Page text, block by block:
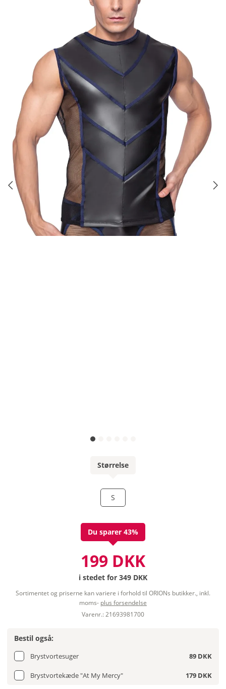
Størrelse
S
Du sparer 43%
199 DKK
i stedet for 349 DKK
Sortimentet og priserne kan variere i forhold til ORIONs butikker., inkl.
moms- plus forsendelse
Varenr.: 21693981700
Bestil også:
Brystvortesuger 89 DKK
Brystvortekæde "At My Mercy" 179 DKK